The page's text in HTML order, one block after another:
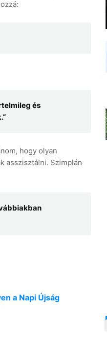
és
hogy olyan
asszisztálni. Szimplán
a Napi Újság